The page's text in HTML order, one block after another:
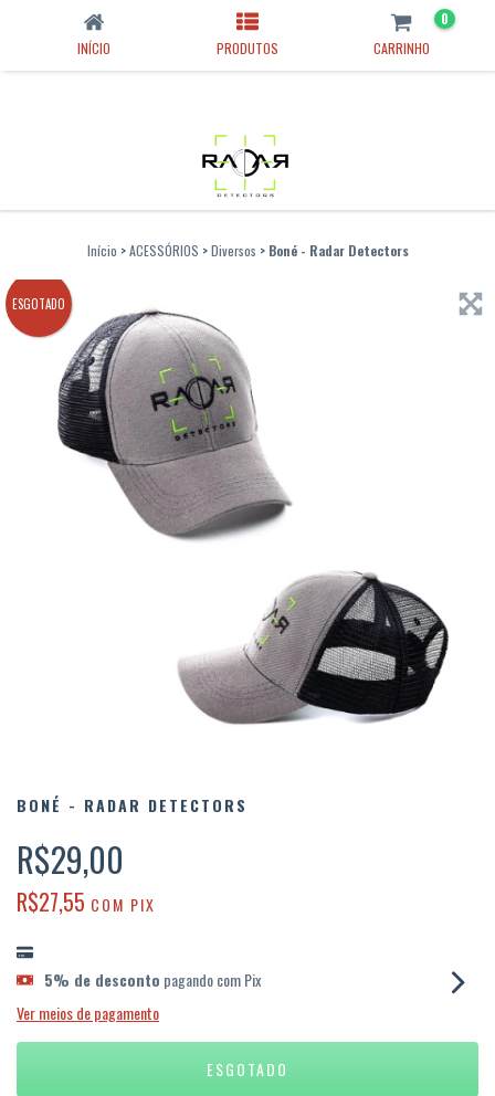
INÍCIO PRODUTOS CARRINHO
0
Início > ACESSÓRIOS > Diversos > Boné - Radar Detectors
ESGOTADO
BONÉ - RADAR DETECTORS
R$29,00
R$27,55 COM PIX
5% de desconto pagando com Pix
Ver meios de pagamento